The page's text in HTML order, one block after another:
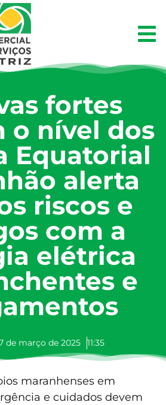
fortes
o nível dos
Equatorial
alerta
riscos e
com a
elétrica
e
de março de 2025 11:35
maranhenses em
e cuidados devem